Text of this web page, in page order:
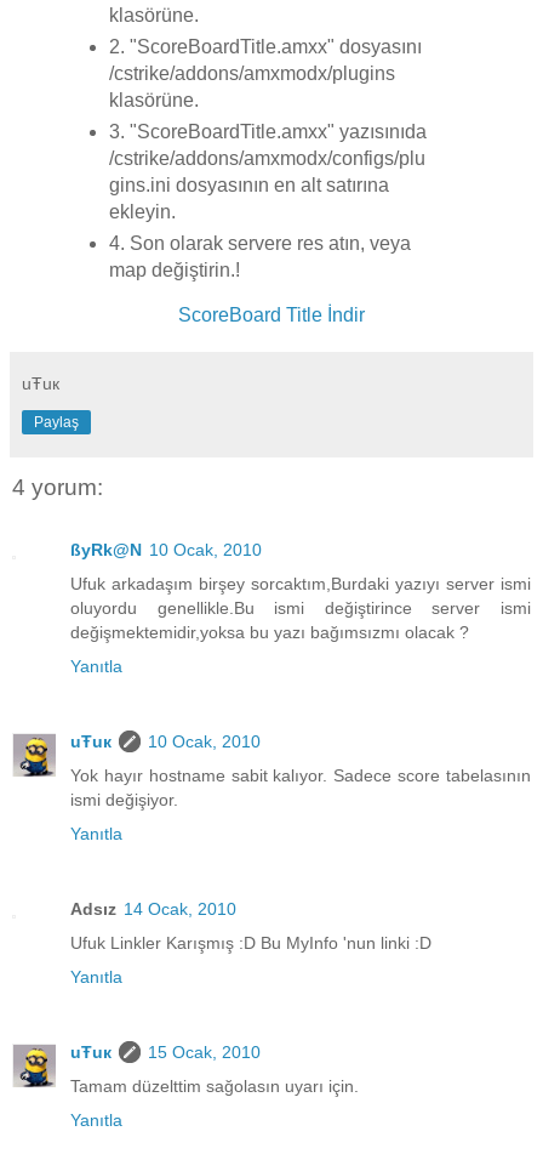
klasörüne.
2. "ScoreBoardTitle.amxx" dosyasını
/cstrike/addons/amxmodx/plugins
klasörüne.
3. "ScoreBoardTitle.amxx" yazısınıda
/cstrike/addons/amxmodx/configs/plu
gins.ini dosyasının en alt satırına
ekleyin.
4. Son olarak servere res atın, veya
map değiştirin.!
ScoreBoard Title İndir
uŦuк
Paylaş
4 yorum:
ßyRk@N 10 Ocak, 2010
Ufuk arkadaşım birşey sorcaktım,Burdaki yazıyı server ismi
oluyordu genellikle.Bu ismi değiştirince server ismi
değişmektemidir,yoksa bu yazı bağımsızmı olacak ?
Yanıtla
uŦuк
10 Ocak, 2010
Yok hayır hostname sabit kalıyor. Sadece score tabelasının
ismi değişiyor.
Yanıtla
Adsız 14 Ocak, 2010
Ufuk Linkler Karışmış :D Bu MyInfo 'nun linki :D
Yanıtla
uŦuк
15 Ocak, 2010
Tamam düzelttim sağolasın uyarı için.
Yanıtla